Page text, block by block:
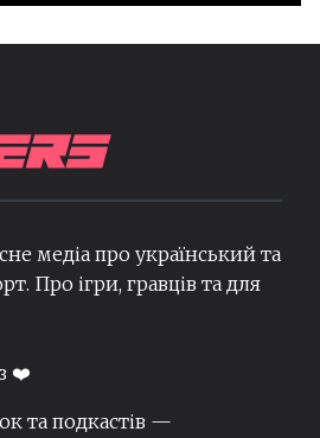
медіа про український та
Про ігри, гравців та для
❤️
та подкастів —